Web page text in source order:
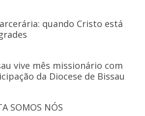
quando Cristo está
vive mês missionário com
da Diocese de Bissau
SOMOS NÓS